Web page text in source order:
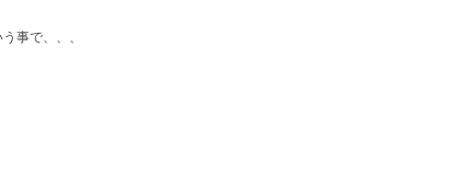
事で、、、